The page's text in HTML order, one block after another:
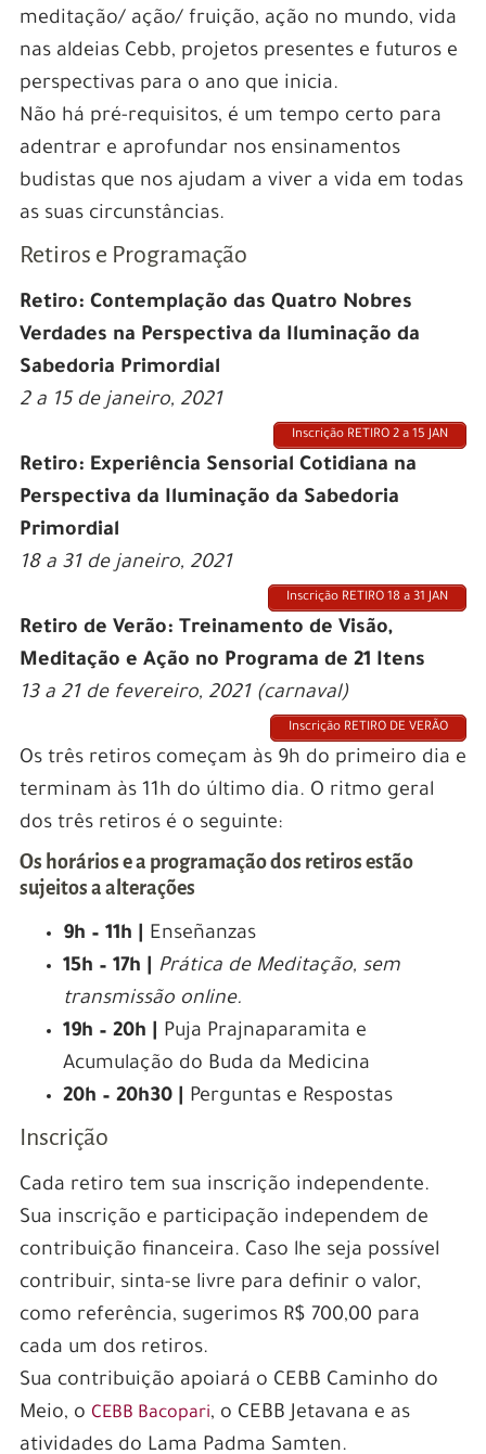
meditação/ ação/ fruição, ação no mundo, vida
nas aldeias Cebb, projetos presentes e futuros e
perspectivas para o ano que inicia.
Não há pré-requisitos, é um tempo certo para
adentrar e aprofundar nos ensinamentos
budistas que nos ajudam a viver a vida em todas
as suas circunstâncias.
Retiros e Programação
Retiro: Contemplação das Quatro Nobres
Verdades na Perspectiva da Iluminação da
Sabedoria Primordial
2 a 15 de janeiro, 2021
Inscrição RETIRO 2 a 15 JAN
Retiro: Experiência Sensorial Cotidiana na
Perspectiva da Iluminação da Sabedoria
Primordial
18 a 31 de janeiro, 2021
Inscrição RETIRO 18 a 31 JAN
Retiro de Verão: Treinamento de Visão,
Meditação e Ação no Programa de 21 Itens
13 a 21 de fevereiro, 2021 (carnaval)
Inscrição RETIRO DE VERÃO
Os três retiros começam às 9h do primeiro dia e
terminam às 11h do último dia. O ritmo geral
dos três retiros é o seguinte:
Os horários e a programação dos retiros estão
sujeitos a alterações
9h – 11h |
Enseñanzas
15h – 17h |
Prática de Meditação, sem
transmissão online.
19h – 20h |
Puja Prajnaparamita e
Acumulação do Buda da Medicina
20h – 20h30 |
Perguntas e Respostas
Inscrição
Cada retiro tem sua inscrição independente.
Sua inscrição e participação independem de
contribuição financeira. Caso lhe seja possível
contribuir, sinta-se livre para definir o valor,
como referência, sugerimos R$ 700,00 para
cada um dos retiros.
Sua contribuição apoiará o CEBB Caminho do
Meio, o CEBB Bacopari, o CEBB Jetavana e as
atividades do Lama Padma Samten.